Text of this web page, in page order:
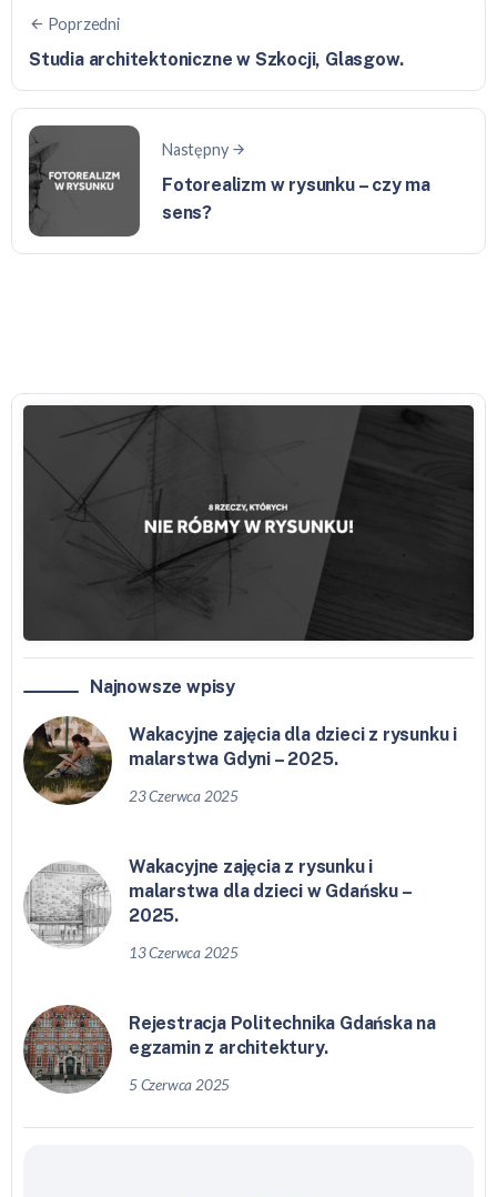
Poprzedni
Studia architektoniczne w Szkocji, Glasgow.
Następny
Fotorealizm w rysunku – czy ma
sens?
Najnowsze wpisy
Wakacyjne zajęcia dla dzieci z rysunku i
malarstwa Gdyni – 2025.
23 Czerwca 2025
Wakacyjne zajęcia z rysunku i
malarstwa dla dzieci w Gdańsku –
2025.
13 Czerwca 2025
Rejestracja Politechnika Gdańska na
egzamin z architektury.
5 Czerwca 2025